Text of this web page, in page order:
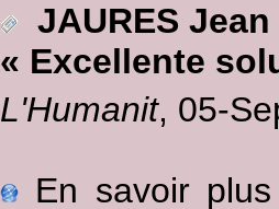
JAURES Jean
« Excellente
L'Humanit, 05-
En savoir